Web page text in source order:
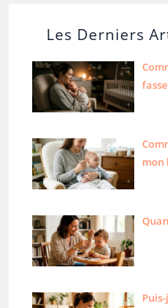
Les Derniers
mon